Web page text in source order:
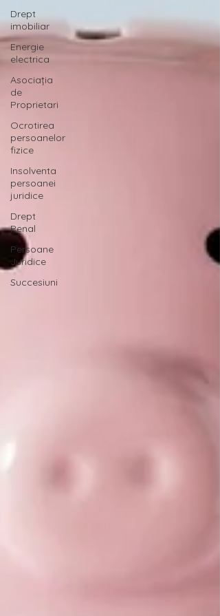
Drept
imobiliar
Energie
electrica
Asociația
de
Proprietari
Ocrotirea
persoanelor
fizice
Insolventa
persoanei
juridice
Drept
Penal
Persoane
Juridice
Succesiuni